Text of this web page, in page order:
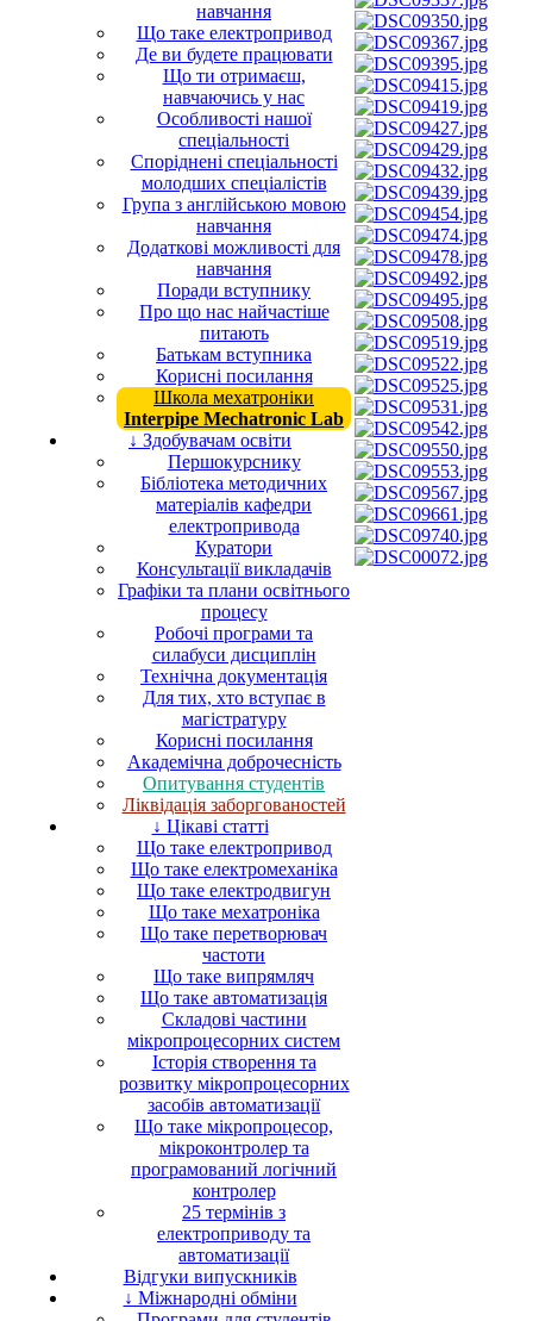
навчання
Що таке електропривод
Де ви будете працювати
Що ти отримаєш,
навчаючись у нас
Особливості нашої
спеціальності
Споріднені спеціальності
молодших спеціалістів
Група з англійською мовою
навчання
Додаткові можливості для
навчання
Поради вступнику
Про що нас найчастіше
питають
Батькам вступника
Корисні посилання
Школа мехатроніки
Interpipe Mechatronic Lab
↓ Здобувачам освіти
Першокурснику
Бібліотека методичних
матеріалів кафедри
електропривода
Куратори
Консультації викладачів
Графіки та плани освітнього
процесу
Робочі програми та
силабуси дисциплін
Технічна документація
Для тих, хто вступає в
магістратуру
Корисні посилання
Академічна доброчесність
Опитування студентів
Ліквідація заборгованостей
↓ Цікаві статті
Що таке електропривод
Що таке електромеханіка
Що таке електродвигун
Що таке мехатроніка
Що таке перетворювач
частоти
Що таке випрямляч
Що таке автоматизація
Складові частини
мікропроцесорних систем
Історія створення та
розвитку мікропроцесорних
засобів автоматизації
Що таке мікропроцесор,
мікроконтролер та
програмований логічний
контролер
25 термінів з
електроприводу та
автоматизації
Відгуки випускників
↓ Міжнародні обміни